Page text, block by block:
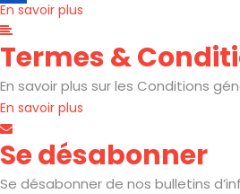
En savoir plus
Termes &
En savoir plus sur les Conditions
En savoir plus
Se désabonner
Se désabonner de nos bulletins